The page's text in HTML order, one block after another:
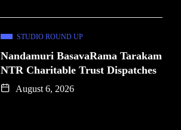
STUDIO ROUND UP
Nandamuri BasavaRama Tarakam
NTR Charitable Trust Dispatches
August 6, 2026